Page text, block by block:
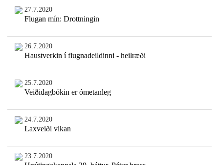
27.7.2020
Flugan mín: Drottningin
26.7.2020
Haustverkin í flugnadeildinni - heilræði
25.7.2020
Veiðidagbókin er ómetanleg
24.7.2020
Laxveiði vikan
23.7.2020